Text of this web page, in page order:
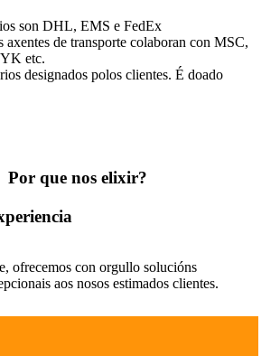
son DHL, EMS e FedEx
axentes de transporte colaboran con MSC,
etc.
designados polos clientes. É doado
Por que nos elixir?
ofrecemos con orgullo solucións
aos nosos estimados clientes.